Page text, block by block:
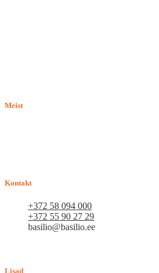
Meist
Kontakt
+372 58 094 000
+372 55 90 27 29
basilio@basilio.ee
Lisad